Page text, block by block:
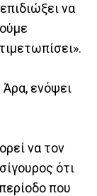
να
Άρα, ενόψει
να τον
ότι
που